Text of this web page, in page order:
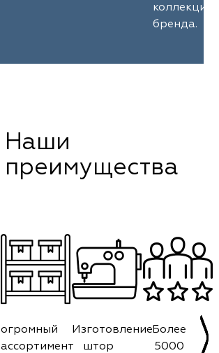
коллекции
бренда.
Наши
преимущества
огромный
ассортимент
Изготовление
штор
Более
5000